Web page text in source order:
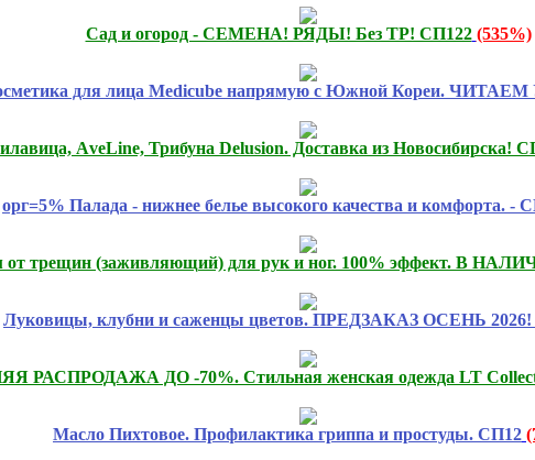
Сад и огород - СЕМЕНА! РЯДЫ! Без ТР! СП122 (535%)
для лица Medicube напрямую с Южной Кореи.
АveLine, Трибуна Delusion. Доставка из Новосибирска!
орг=5% Палада - нижнее белье высокого качества и комфорта. -
от трещин (заживляющий) для рук и ног. 100% эффект. В
Луковицы, клубни и саженцы цветов. ПРЕДЗАКАЗ ОСЕНЬ
РАСПРОДАЖА ДО -70%. Стильная женская одежда LT
Масло Пихтовое. Профилактика гриппа и простуды. СП12